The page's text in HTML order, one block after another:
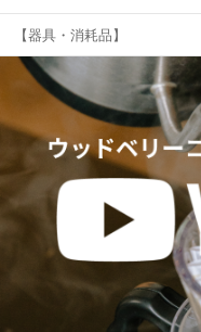
【器具・消耗品】